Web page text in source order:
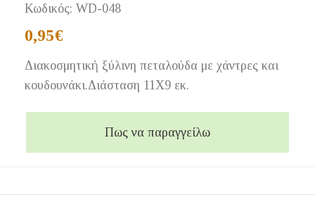
Κωδικός: WD-048
0,95€
Διακοσμητική ξύλινη πεταλούδα με χάντρες και
κουδουνάκι.Διάσταση 11Χ9 εκ.
Πως να παραγγείλω